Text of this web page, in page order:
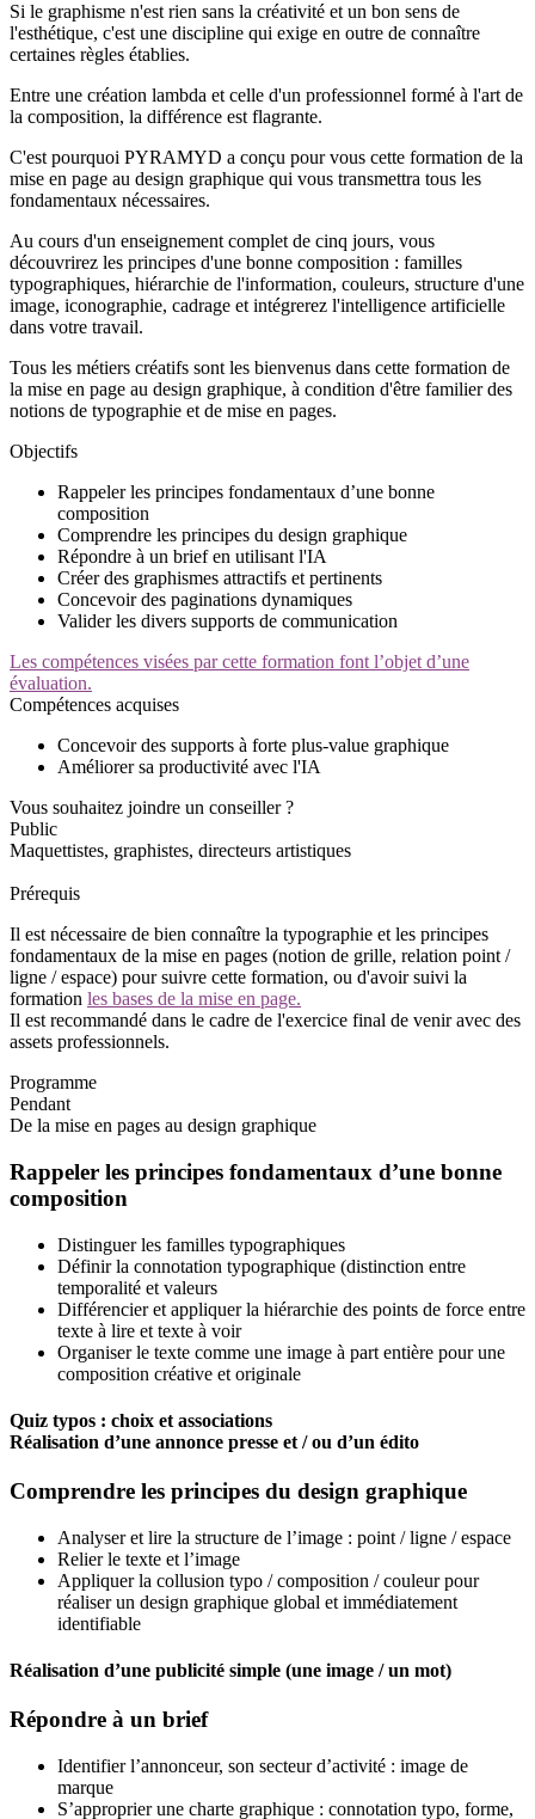
Si le graphisme n'est rien sans la créativité et un bon sens de
l'esthétique, c'est une discipline qui exige en outre de connaître
certaines règles établies.
Entre une création lambda et celle d'un professionnel formé à l'art de
la composition, la différence est flagrante.
C'est pourquoi PYRAMYD a conçu pour vous cette formation de la
mise en page au design graphique qui vous transmettra tous les
fondamentaux nécessaires.
Au cours d'un enseignement complet de cinq jours, vous
découvrirez les principes d'une bonne composition : familles
typographiques, hiérarchie de l'information, couleurs, structure d'une
image, iconographie, cadrage et intégrerez l'intelligence artificielle
dans votre travail.
Tous les métiers créatifs sont les bienvenus dans cette formation de
la mise en page au design graphique, à condition d'être familier des
notions de typographie et de mise en pages.
Objectifs
Rappeler les principes fondamentaux d’une bonne
composition
Comprendre les principes du design graphique
Répondre à un brief en utilisant l'IA
Créer des graphismes attractifs et pertinents
Concevoir des paginations dynamiques
Valider les divers supports de communication
Les compétences visées par cette formation font l’objet d’une
évaluation.
Compétences acquises
Concevoir des supports à forte plus-value graphique
Améliorer sa productivité avec l'IA
Vous souhaitez joindre un conseiller ?
Public
Maquettistes, graphistes, directeurs artistiques
Prérequis
Il est nécessaire de bien connaître la typographie et les principes
fondamentaux de la mise en pages (notion de grille, relation point /
ligne / espace) pour suivre cette formation, ou d'avoir suivi la
formation les bases de la mise en page.
Il est recommandé dans le cadre de l'exercice final de venir avec des
assets professionnels.
Programme
Pendant
De la mise en pages au design graphique
Rappeler les principes fondamentaux d’une bonne
composition
Distinguer les familles typographiques
Définir la connotation typographique (distinction entre
temporalité et valeurs
Différencier et appliquer la hiérarchie des points de force entre
texte à lire et texte à voir
Organiser le texte comme une image à part entière pour une
composition créative et originale
Quiz typos : choix et associations
Réalisation d’une annonce presse et / ou d’un édito
Comprendre les principes du design graphique
Analyser et lire la structure de l’image : point / ligne / espace
Relier le texte et l’image
Appliquer la collusion typo / composition / couleur pour
réaliser un design graphique global et immédiatement
identifiable
Réalisation d’une publicité simple (une image / un mot)
Répondre à un brief
Identifier l’annonceur, son secteur d’activité : image de
marque
S’approprier une charte graphique : connotation typo, forme,